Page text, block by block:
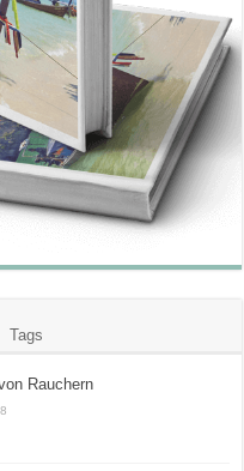
Tags
Rauchern